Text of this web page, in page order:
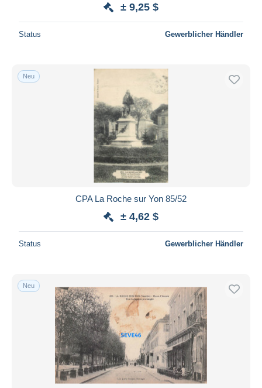
± 9,25 $
Status Gewerblicher Händler
Neu
CPA La Roche sur Yon 85/52
± 4,62 $
Status Gewerblicher Händler
Neu